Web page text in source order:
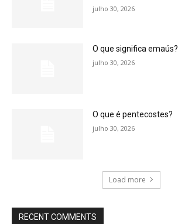
julho 30, 2026
O que significa emaús?
julho 30, 2026
O que é pentecostes?
julho 30, 2026
Load more
RECENT COMMENTS